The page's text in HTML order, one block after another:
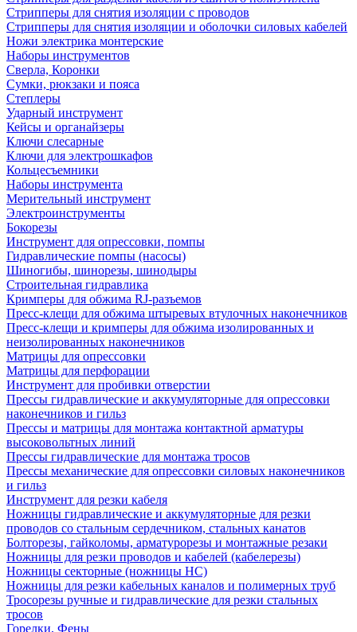
Cтрипперы для снятия изоляции с проводов
Стрипперы для снятия изоляции и оболочки силовых кабелей
Ножи электрика монтерские
Наборы инструментов
Сверла, Коронки
Сумки, рюкзаки и пояса
Степлеры
Ударный инструмент
Кейсы и органайзеры
Ключи слесарные
Ключи для электрошкафов
Кольцесъемники
Наборы инструмента
Мерительный инструмент
Электроинструменты
Бокорезы
Инструмент для опрессовки, помпы
Гидравлические помпы (насосы)
Шиногибы, шинорезы, шинодыры
Строительная гидравлика
Кримперы для обжима RJ-разъемов
Пресс-клещи для обжима штыревых втулочных наконечников
Пресс-клещи и кримперы для обжима изолированных и
неизолированных наконечников
Матрицы для опрессовки
Матрицы для перфорации
Инструмент для пробивки отверстии
Прессы гидравлические и аккумуляторные для опрессовки
наконечников и гильз
Прессы и матрицы для монтажа контактной арматуры
высоковольтных линий
Прессы гидравлические для монтажа тросов
Прессы механические для опрессовки силовых наконечников
и гильз
Инструмент для резки кабеля
Ножницы гидравлические и аккумуляторные для резки
проводов со стальным сердечником, стальных канатов
Болторезы, гайколомы, арматурорезы и монтажные резаки
Ножницы для резки проводов и кабелей (кабелерезы)
Ножницы секторные (ножницы НС)
Ножницы для резки кабельных каналов и полимерных труб
Тросорезы ручные и гидравлические для резки стальных
тросов
Горелки, Фены